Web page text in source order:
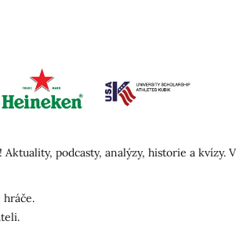
podcasty, analýzy, historie a kvízy.